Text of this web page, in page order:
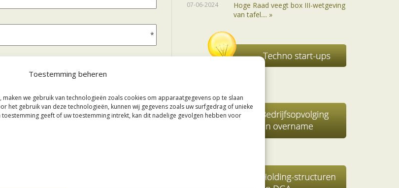
Toestemming beheren
we gebruik van technologieën zoals cookies om apparaatgegevens op te slaan
het gebruik van deze technologieën, kunnen wij gegevens zoals uw surfgedrag of unieke
toestemming geeft of uw toestemming intrekt, kan dit nadelige gevolgen hebben voor
07-06-2024
Hoge Raad veegt box III-wetgeving
van tafel.... »